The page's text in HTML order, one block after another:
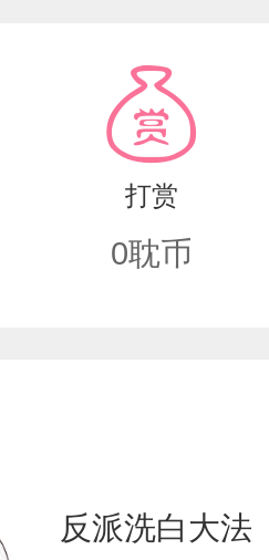
打赏
0耽币
反派洗白大法